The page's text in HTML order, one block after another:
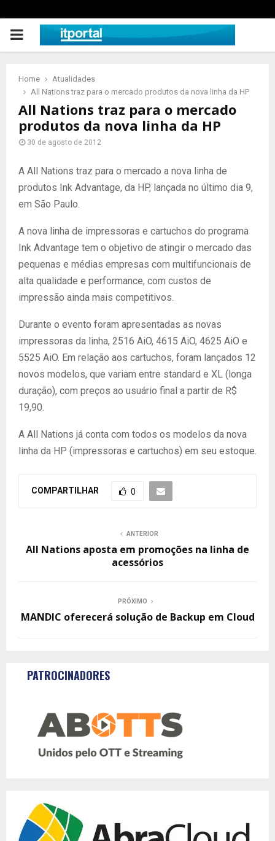
PRIMARY
Home
Atualidades
All Nations traz para o mercado produtos da nova linha da HP
All Nations traz para o mercado
produtos da nova linha da HP
30 de agosto de 2012
A All Nations traz para o mercado a nova linha de
produtos Ink Advantage, da HP, lançada no último dia 9,
em São Paulo.
A nova linha de impressoras e cartuchos do programa
Ink Advantage tem o objetivo de atingir o mercado das
pequenas e médias empresas com multifuncionais de
alta qualidade e performance, com custos de
impressão ainda mais competitivos.
Durante o evento foram apresentadas as novas
impressoras da linha, 2516 AiO, 4615 AiO, 4625 AiO e
5525 AiO. Em relação aos cartuchos, foram lançados 12
novos modelos, que variam entre standard e XL (longa
duração), com preços ao usuário final a partir de R$
19,90.
A All Nations já conta com todos os modelos da nova
linha da HP (impressoras e cartuchos) em seu estoque.
COMPARTILHAR 0
ANTERIOR
All Nations aposta em promoções na linha de
acessórios
PRÓXIMO
MANDIC oferecerá solução de Backup em Cloud
PATROCINADORES